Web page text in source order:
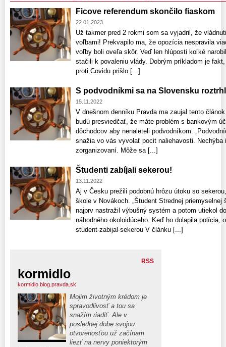
Ficove referendum skončilo fiaskom
22.01.2023
Už takmer pred 2 rokmi som sa vyjadril, že
voľbami! Prekvapilo ma, že opozícia nespravila
voľby boli oveľa skôr. Veď len hlúposti koľké
stačili k povaleniu vlády. Dobrým príkladom je
proti Covidu prišlo [...]
S podvodníkmi sa na Slovensku
15.11.2022
V dnešnom denníku Pravda ma zaujal tento
budú presviedčať, že máte problém s bankovým
dôchodcov aby nenaleteli podvodníkom.
snažia vo vás vyvolať pocit naliehavosti.
zorganizovaní. Môže sa [...]
Študenti zabíjali sekerou!
13.11.2022
Aj v Česku prežili podobnú hrôzu útoku so
škole v Novákoch. „Študent Strednej
najprv nastražil výbušný systém a potom utiekol
náhodného okoloidúceho. Keď ho dolapila polícia,
student-zabijal-sekerou V článku [...]
RSS
kormidlo
kormidlo.blog.pravda.sk
Mojim životným krédom je
spravodlivosť a tou sa
snažím riadiť. Ale v
poslednej dobe svojou
otvorenosťou už začínam
liezť na nervy poniektorým